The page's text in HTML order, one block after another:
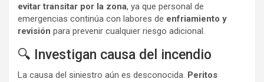
evitar transitar por la zona, ya que personal de
emergencias continúa con labores de enfriamiento y
revisión para prevenir cualquier riesgo adicional.
🔍 Investigan causa del incendio
La causa del siniestro aún es desconocida. Peritos